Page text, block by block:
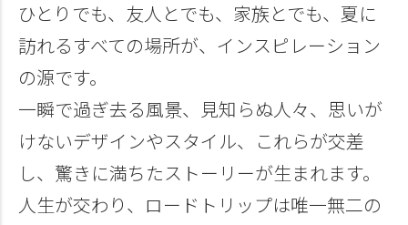
ひとりでも、友人とでも、家族とでも、夏に
訪れるすべての場所が、インスピレーション
の源です。
一瞬で過ぎ去る風景、見知らぬ人々、思いが
けないデザインやスタイル、これらが交差
し、驚きに満ちたストーリーが生まれます。
人生が交わり、ロードトリップは唯一無二の